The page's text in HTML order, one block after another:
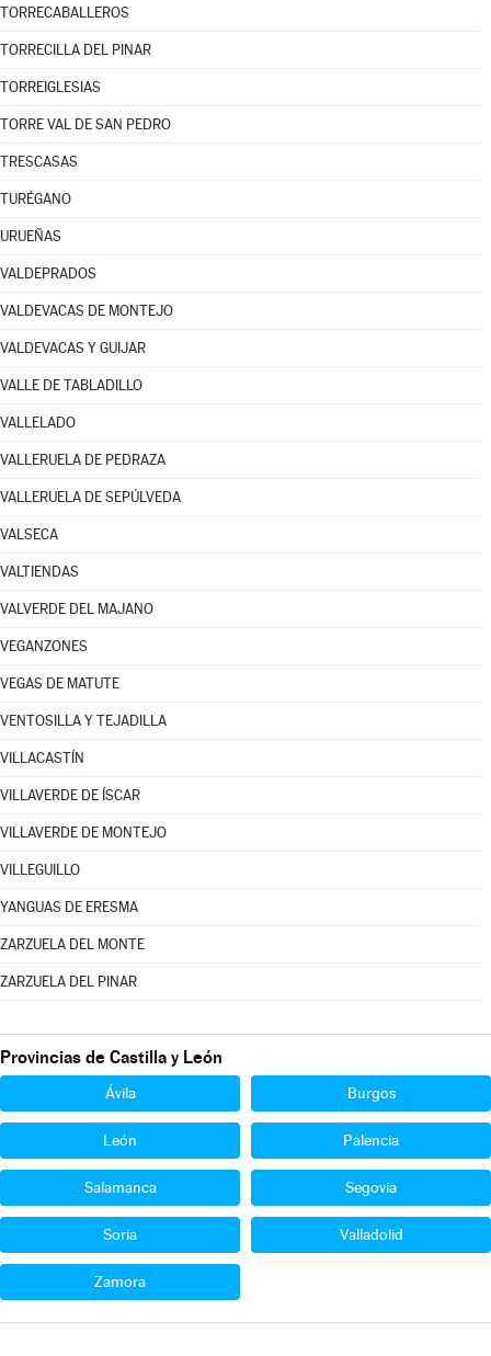
TORRECABALLEROS
TORRECILLA DEL PINAR
TORREIGLESIAS
TORRE VAL DE SAN PEDRO
TRESCASAS
TURÉGANO
URUEÑAS
VALDEPRADOS
VALDEVACAS DE MONTEJO
VALDEVACAS Y GUIJAR
VALLE DE TABLADILLO
VALLELADO
VALLERUELA DE PEDRAZA
VALLERUELA DE SEPÚLVEDA
VALSECA
VALTIENDAS
VALVERDE DEL MAJANO
VEGANZONES
VEGAS DE MATUTE
VENTOSILLA Y TEJADILLA
VILLACASTÍN
VILLAVERDE DE ÍSCAR
VILLAVERDE DE MONTEJO
VILLEGUILLO
YANGUAS DE ERESMA
ZARZUELA DEL MONTE
ZARZUELA DEL PINAR
Provincias de Castilla y León
Ávila Burgos
León Palencia
Salamanca Segovia
Soria Valladolid
Zamora